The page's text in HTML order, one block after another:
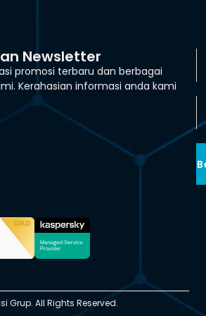
Newsletter
promosi terbaru dan berbagai
Kerahasian informasi anda kami
Grup. All Rights Reserved.